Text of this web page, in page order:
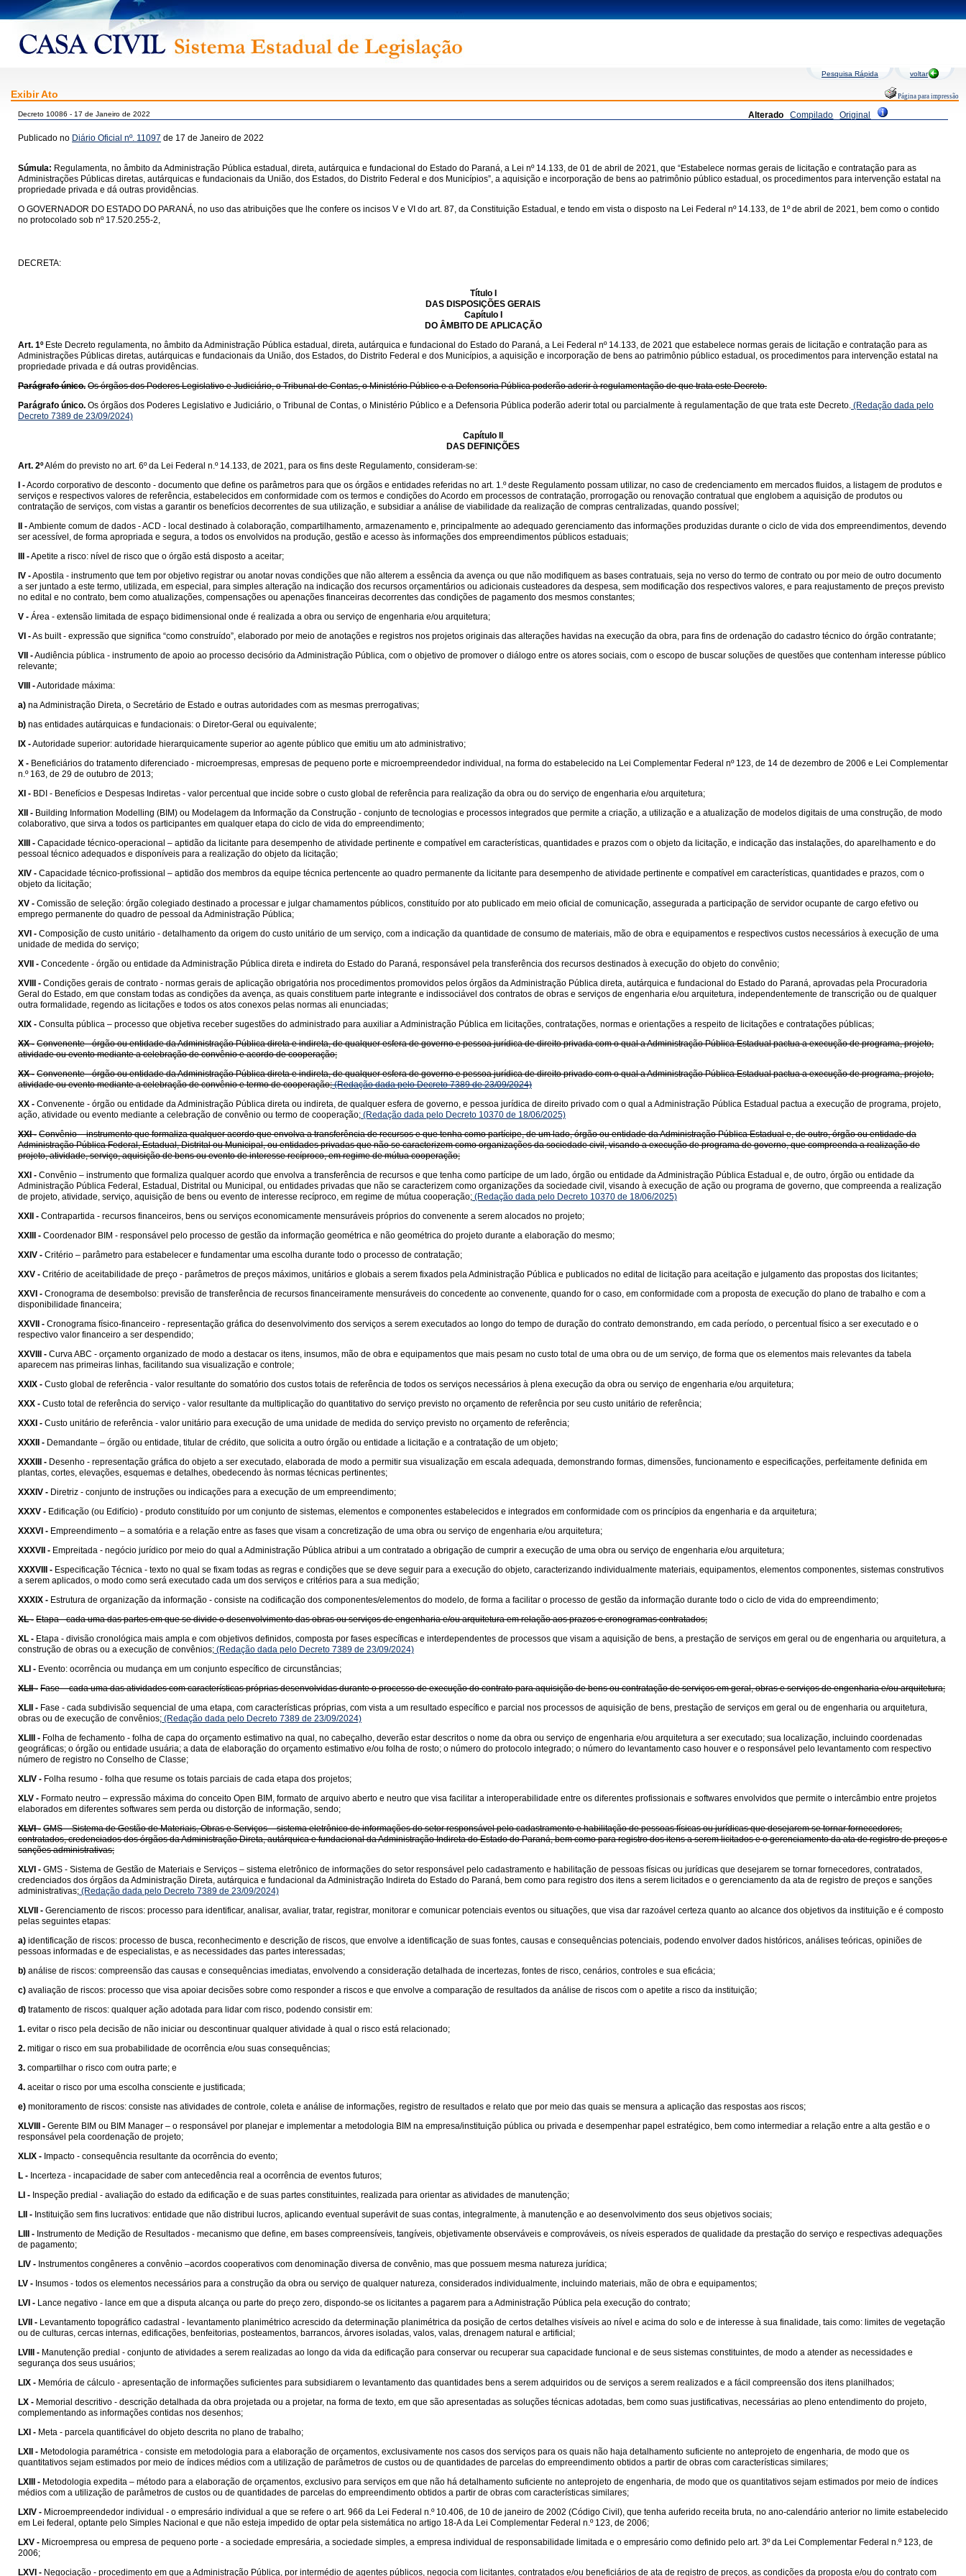
Pesquisa Rápida voltar
Exibir Ato Página para impressão
Alterado Compilado Original
Decreto 10086 - 17 de Janeiro de 2022
Publicado no Diário Oficial nº. 11097 de 17 de Janeiro de 2022
Súmula: Regulamenta, no âmbito da Administração Pública estadual, direta, autárquica e fundacional do Estado do Paraná, a Lei nº 14.133, de 01 de abril de 2021, que “Estabelece normas gerais de licitação e contratação para as
Administrações Públicas diretas, autárquicas e fundacionais da União, dos Estados, do Distrito Federal e dos Municípios”, a aquisição e incorporação de bens ao patrimônio público estadual, os procedimentos para intervenção estatal na
propriedade privada e dá outras providências.
O GOVERNADOR DO ESTADO DO PARANÁ, no uso das atribuições que lhe confere os incisos V e VI do art. 87, da Constituição Estadual, e tendo em vista o disposto na Lei Federal nº 14.133, de 1º de abril de 2021, bem como o contido
no protocolado sob nº 17.520.255-2,
DECRETA:
Título I
DAS DISPOSIÇÕES GERAIS
Capítulo I
DO ÂMBITO DE APLICAÇÃO
Art. 1º Este Decreto regulamenta, no âmbito da Administração Pública estadual, direta, autárquica e fundacional do Estado do Paraná, a Lei Federal nº 14.133, de 2021 que estabelece normas gerais de licitação e contratação para as
Administrações Públicas diretas, autárquicas e fundacionais da União, dos Estados, do Distrito Federal e dos Municípios, a aquisição e incorporação de bens ao patrimônio público estadual, os procedimentos para intervenção estatal na
propriedade privada e dá outras providências.
Parágrafo único. Os órgãos dos Poderes Legislativo e Judiciário, o Tribunal de Contas, o Ministério Público e a Defensoria Pública poderão aderir à regulamentação de que trata este Decreto.
Parágrafo único. Os órgãos dos Poderes Legislativo e Judiciário, o Tribunal de Contas, o Ministério Público e a Defensoria Pública poderão aderir total ou parcialmente à regulamentação de que trata este Decreto. (Redação dada pelo
Decreto 7389 de 23/09/2024)
Capítulo II
DAS DEFINIÇÕES
Art. 2ºAlém do previsto no art. 6º da Lei Federal n.º 14.133, de 2021, para os fins deste Regulamento, consideram-se:
I -Acordo corporativo de desconto - documento que define os parâmetros para que os órgãos e entidades referidas no art. 1.º deste Regulamento possam utilizar, no caso de credenciamento em mercados fluidos, a listagem de produtos e
serviços e respectivos valores de referência, estabelecidos em conformidade com os termos e condições do Acordo em processos de contratação, prorrogação ou renovação contratual que englobem a aquisição de produtos ou
contratação de serviços, com vistas a garantir os benefícios decorrentes de sua utilização, e subsidiar a análise de viabilidade da realização de compras centralizadas, quando possível;
II -Ambiente comum de dados - ACD - local destinado à colaboração, compartilhamento, armazenamento e, principalmente ao adequado gerenciamento das informações produzidas durante o ciclo de vida dos empreendimentos, devendo
ser acessível, de forma apropriada e segura, a todos os envolvidos na produção, gestão e acesso às informações dos empreendimentos públicos estaduais;
III -Apetite a risco: nível de risco que o órgão está disposto a aceitar;
IV -Apostila - instrumento que tem por objetivo registrar ou anotar novas condições que não alterem a essência da avença ou que não modifiquem as bases contratuais, seja no verso do termo de contrato ou por meio de outro documento
a ser juntado a este termo, utilizada, em especial, para simples alteração na indicação dos recursos orçamentários ou adicionais custeadores da despesa, sem modificação dos respectivos valores, e para reajustamento de preços previsto
no edital e no contrato, bem como atualizações, compensações ou apenações financeiras decorrentes das condições de pagamento dos mesmos constantes;
V - Área - extensão limitada de espaço bidimensional onde é realizada a obra ou serviço de engenharia e/ou arquitetura;
VI -As built - expressão que significa “como construído”, elaborado por meio de anotações e registros nos projetos originais das alterações havidas na execução da obra, para fins de ordenação do cadastro técnico do órgão contratante;
VII -Audiência pública - instrumento de apoio ao processo decisório da Administração Pública, com o objetivo de promover o diálogo entre os atores sociais, com o escopo de buscar soluções de questões que contenham interesse público
relevante;
VIII -Autoridade máxima:
a) na Administração Direta, o Secretário de Estado e outras autoridades com as mesmas prerrogativas;
b) nas entidades autárquicas e fundacionais: o Diretor-Geral ou equivalente;
IX -Autoridade superior: autoridade hierarquicamente superior ao agente público que emitiu um ato administrativo;
X - Beneficiários do tratamento diferenciado - microempresas, empresas de pequeno porte e microempreendedor individual, na forma do estabelecido na Lei Complementar Federal nº 123, de 14 de dezembro de 2006 e Lei Complementar
n.º 163, de 29 de outubro de 2013;
XI - BDI - Benefícios e Despesas Indiretas - valor percentual que incide sobre o custo global de referência para realização da obra ou do serviço de engenharia e/ou arquitetura;
XII - Building Information Modelling (BIM) ou Modelagem da Informação da Construção - conjunto de tecnologias e processos integrados que permite a criação, a utilização e a atualização de modelos digitais de uma construção, de modo
colaborativo, que sirva a todos os participantes em qualquer etapa do ciclo de vida do empreendimento;
XIII - Capacidade técnico-operacional – aptidão da licitante para desempenho de atividade pertinente e compatível em características, quantidades e prazos com o objeto da licitação, e indicação das instalações, do aparelhamento e do
pessoal técnico adequados e disponíveis para a realização do objeto da licitação;
XIV - Capacidade técnico-profissional – aptidão dos membros da equipe técnica pertencente ao quadro permanente da licitante para desempenho de atividade pertinente e compatível em características, quantidades e prazos, com o
objeto da licitação;
XV - Comissão de seleção: órgão colegiado destinado a processar e julgar chamamentos públicos, constituído por ato publicado em meio oficial de comunicação, assegurada a participação de servidor ocupante de cargo efetivo ou
emprego permanente do quadro de pessoal da Administração Pública;
XVI - Composição de custo unitário - detalhamento da origem do custo unitário de um serviço, com a indicação da quantidade de consumo de materiais, mão de obra e equipamentos e respectivos custos necessários à execução de uma
unidade de medida do serviço;
XVII - Concedente - órgão ou entidade da Administração Pública direta e indireta do Estado do Paraná, responsável pela transferência dos recursos destinados à execução do objeto do convênio;
XVIII - Condições gerais de contrato - normas gerais de aplicação obrigatória nos procedimentos promovidos pelos órgãos da Administração Pública direta, autárquica e fundacional do Estado do Paraná, aprovadas pela Procuradoria
Geral do Estado, em que constam todas as condições da avença, as quais constituem parte integrante e indissociável dos contratos de obras e serviços de engenharia e/ou arquitetura, independentemente de transcrição ou de qualquer
outra formalidade, regendo as licitações e todos os atos conexos pelas normas ali enunciadas;
XIX - Consulta pública – processo que objetiva receber sugestões do administrado para auxiliar a Administração Pública em licitações, contratações, normas e orientações a respeito de licitações e contratações públicas;
XX - Convenente - órgão ou entidade da Administração Pública direta e indireta, de qualquer esfera de governo e pessoa jurídica de direito privada com o qual a Administração Pública Estadual pactua a execução de programa, projeto,
atividade ou evento mediante a celebração de convênio e acordo de cooperação;
XX - Convenente - órgão ou entidade da Administração Pública direta e indireta, de qualquer esfera de governo e pessoa jurídica de direito privado com o qual a Administração Pública Estadual pactua a execução de programa, projeto,
atividade ou evento mediante a celebração de convênio e termo de cooperação;(Redação dada pelo Decreto 7389 de 23/09/2024)
XX - Convenente - órgão ou entidade da Administração Pública direta ou indireta, de qualquer esfera de governo, e pessoa jurídica de direito privado com o qual a Administração Pública Estadual pactua a execução de programa, projeto,
ação, atividade ou evento mediante a celebração de convênio ou termo de cooperação; (Redação dada pelo Decreto 10370 de 18/06/2025)
XXI - Convênio – instrumento que formaliza qualquer acordo que envolva a transferência de recursos e que tenha como partícipe, de um lado, órgão ou entidade da Administração Pública Estadual e, de outro, órgão ou entidade da
Administração Pública Federal, Estadual, Distrital ou Municipal, ou entidades privadas que não se caracterizem como organizações da sociedade civil, visando a execução de programa de governo, que compreenda a realização de
projeto, atividade, serviço, aquisição de bens ou evento de interesse recíproco, em regime de mútua cooperação;
XXI - Convênio – instrumento que formaliza qualquer acordo que envolva a transferência de recursos e que tenha como partícipe de um lado, órgão ou entidade da Administração Pública Estadual e, de outro, órgão ou entidade da
Administração Pública Federal, Estadual, Distrital ou Municipal, ou entidades privadas que não se caracterizem como organizações da sociedade civil, visando à execução de ação ou programa de governo, que compreenda a realização
de projeto, atividade, serviço, aquisição de bens ou evento de interesse recíproco, em regime de mútua cooperação; (Redação dada pelo Decreto 10370 de 18/06/2025)
XXII - Contrapartida - recursos financeiros, bens ou serviços economicamente mensuráveis próprios do convenente a serem alocados no projeto;
XXIII - Coordenador BIM - responsável pelo processo de gestão da informação geométrica e não geométrica do projeto durante a elaboração do mesmo;
XXIV - Critério – parâmetro para estabelecer e fundamentar uma escolha durante todo o processo de contratação;
XXV - Critério de aceitabilidade de preço - parâmetros de preços máximos, unitários e globais a serem fixados pela Administração Pública e publicados no edital de licitação para aceitação e julgamento das propostas dos licitantes;
XXVI - Cronograma de desembolso: previsão de transferência de recursos financeiramente mensuráveis do concedente ao convenente, quando for o caso, em conformidade com a proposta de execução do plano de trabalho e com a
disponibilidade financeira;
XXVII - Cronograma físico-financeiro - representação gráfica do desenvolvimento dos serviços a serem executados ao longo do tempo de duração do contrato demonstrando, em cada período, o percentual físico a ser executado e o
respectivo valor financeiro a ser despendido;
XXVIII - Curva ABC - orçamento organizado de modo a destacar os itens, insumos, mão de obra e equipamentos que mais pesam no custo total de uma obra ou de um serviço, de forma que os elementos mais relevantes da tabela
aparecem nas primeiras linhas, facilitando sua visualização e controle;
XXIX - Custo global de referência - valor resultante do somatório dos custos totais de referência de todos os serviços necessários à plena execução da obra ou serviço de engenharia e/ou arquitetura;
XXX - Custo total de referência do serviço - valor resultante da multiplicação do quantitativo do serviço previsto no orçamento de referência por seu custo unitário de referência;
XXXI - Custo unitário de referência - valor unitário para execução de uma unidade de medida do serviço previsto no orçamento de referência;
XXXII - Demandante – órgão ou entidade, titular de crédito, que solicita a outro órgão ou entidade a licitação e a contratação de um objeto;
XXXIII - Desenho - representação gráfica do objeto a ser executado, elaborada de modo a permitir sua visualização em escala adequada, demonstrando formas, dimensões, funcionamento e especificações, perfeitamente definida em
plantas, cortes, elevações, esquemas e detalhes, obedecendo às normas técnicas pertinentes;
XXXIV - Diretriz - conjunto de instruções ou indicações para a execução de um empreendimento;
XXXV - Edificação (ou Edifício) - produto constituído por um conjunto de sistemas, elementos e componentes estabelecidos e integrados em conformidade com os princípios da engenharia e da arquitetura;
XXXVI - Empreendimento – a somatória e a relação entre as fases que visam a concretização de uma obra ou serviço de engenharia e/ou arquitetura;
XXXVII - Empreitada - negócio jurídico por meio do qual a Administração Pública atribui a um contratado a obrigação de cumprir a execução de uma obra ou serviço de engenharia e/ou arquitetura;
XXXVIII - Especificação Técnica - texto no qual se fixam todas as regras e condições que se deve seguir para a execução do objeto, caracterizando individualmente materiais, equipamentos, elementos componentes, sistemas construtivos
a serem aplicados, o modo como será executado cada um dos serviços e critérios para a sua medição;
XXXIX - Estrutura de organização da informação - consiste na codificação dos componentes/elementos do modelo, de forma a facilitar o processo de gestão da informação durante todo o ciclo de vida do empreendimento;
XL - Etapa - cada uma das partes em que se divide o desenvolvimento das obras ou serviços de engenharia e/ou arquitetura em relação aos prazos e cronogramas contratados;
XL - Etapa - divisão cronológica mais ampla e com objetivos definidos, composta por fases específicas e interdependentes de processos que visam a aquisição de bens, a prestação de serviços em geral ou de engenharia ou arquitetura, a
construção de obras ou a execução de convênios; (Redação dada pelo Decreto 7389 de 23/09/2024)
XLI - Evento: ocorrência ou mudança em um conjunto específico de circunstâncias;
XLII - Fase – cada uma das atividades com características próprias desenvolvidas durante o processo de execução do contrato para aquisição de bens ou contratação de serviços em geral, obras e serviços de engenharia e/ou arquitetura;
XLII - Fase - cada subdivisão sequencial de uma etapa, com características próprias, com vista a um resultado específico e parcial nos processos de aquisição de bens, prestação de serviços em geral ou de engenharia ou arquitetura,
obras ou de execução de convênios; (Redação dada pelo Decreto 7389 de 23/09/2024)
XLIII - Folha de fechamento - folha de capa do orçamento estimativo na qual, no cabeçalho, deverão estar descritos o nome da obra ou serviço de engenharia e/ou arquitetura a ser executado; sua localização, incluindo coordenadas
geográficas; o órgão ou entidade usuária; a data de elaboração do orçamento estimativo e/ou folha de rosto; o número do protocolo integrado; o número do levantamento caso houver e o responsável pelo levantamento com respectivo
número de registro no Conselho de Classe;
XLIV - Folha resumo - folha que resume os totais parciais de cada etapa dos projetos;
XLV - Formato neutro – expressão máxima do conceito Open BIM, formato de arquivo aberto e neutro que visa facilitar a interoperabilidade entre os diferentes profissionais e softwares envolvidos que permite o intercâmbio entre projetos
elaborados em diferentes softwares sem perda ou distorção de informação, sendo;
XLVI - GMS – Sistema de Gestão de Materiais, Obras e Serviços – sistema eletrônico de informações do setor responsável pelo cadastramento e habilitação de pessoas físicas ou jurídicas que desejarem se tornar fornecedores,
contratados, credenciados dos órgãos da Administração Direta, autárquica e fundacional da Administração Indireta do Estado do Paraná, bem como para registro dos itens a serem licitados e o gerenciamento da ata de registro de preços e
sanções administrativas;
XLVI - GMS - Sistema de Gestão de Materiais e Serviços – sistema eletrônico de informações do setor responsável pelo cadastramento e habilitação de pessoas físicas ou jurídicas que desejarem se tornar fornecedores, contratados,
credenciados dos órgãos da Administração Direta, autárquica e fundacional da Administração Indireta do Estado do Paraná, bem como para registro dos itens a serem licitados e o gerenciamento da ata de registro de preços e sanções
administrativas; (Redação dada pelo Decreto 7389 de 23/09/2024)
XLVII - Gerenciamento de riscos: processo para identificar, analisar, avaliar, tratar, registrar, monitorar e comunicar potenciais eventos ou situações, que visa dar razoável certeza quanto ao alcance dos objetivos da instituição e é composto
pelas seguintes etapas:
a) identificação de riscos: processo de busca, reconhecimento e descrição de riscos, que envolve a identificação de suas fontes, causas e consequências potenciais, podendo envolver dados históricos, análises teóricas, opiniões de
pessoas informadas e de especialistas, e as necessidades das partes interessadas;
b) análise de riscos: compreensão das causas e consequências imediatas, envolvendo a consideração detalhada de incertezas, fontes de risco, cenários, controles e sua eficácia;
c) avaliação de riscos: processo que visa apoiar decisões sobre como responder a riscos e que envolve a comparação de resultados da análise de riscos com o apetite a risco da instituição;
d) tratamento de riscos: qualquer ação adotada para lidar com risco, podendo consistir em:
1. evitar o risco pela decisão de não iniciar ou descontinuar qualquer atividade à qual o risco está relacionado;
2. mitigar o risco em sua probabilidade de ocorrência e/ou suas consequências;
3. compartilhar o risco com outra parte; e
4. aceitar o risco por uma escolha consciente e justificada;
e) monitoramento de riscos: consiste nas atividades de controle, coleta e análise de informações, registro de resultados e relato que por meio das quais se mensura a aplicação das respostas aos riscos;
XLVIII - Gerente BIM ou BIM Manager – o responsável por planejar e implementar a metodologia BIM na empresa/instituição pública ou privada e desempenhar papel estratégico, bem como intermediar a relação entre a alta gestão e o
responsável pela coordenação de projeto;
XLIX - Impacto - consequência resultante da ocorrência do evento;
L - Incerteza - incapacidade de saber com antecedência real a ocorrência de eventos futuros;
LI - Inspeção predial - avaliação do estado da edificação e de suas partes constituintes, realizada para orientar as atividades de manutenção;
LII - Instituição sem fins lucrativos: entidade que não distribui lucros, aplicando eventual superávit de suas contas, integralmente, à manutenção e ao desenvolvimento dos seus objetivos sociais;
LIII - Instrumento de Medição de Resultados - mecanismo que define, em bases compreensíveis, tangíveis, objetivamente observáveis e comprováveis, os níveis esperados de qualidade da prestação do serviço e respectivas adequações
de pagamento;
LIV - Instrumentos congêneres a convênio –acordos cooperativos com denominação diversa de convênio, mas que possuem mesma natureza jurídica;
LV - Insumos - todos os elementos necessários para a construção da obra ou serviço de qualquer natureza, considerados individualmente, incluindo materiais, mão de obra e equipamentos;
LVI - Lance negativo - lance em que a disputa alcança ou parte do preço zero, dispondo-se os licitantes a pagarem para a Administração Pública pela execução do contrato;
LVII - Levantamento topográfico cadastral - levantamento planimétrico acrescido da determinação planimétrica da posição de certos detalhes visíveis ao nível e acima do solo e de interesse à sua finalidade, tais como: limites de vegetação
ou de culturas, cercas internas, edificações, benfeitorias, posteamentos, barrancos, árvores isoladas, valos, valas, drenagem natural e artificial;
LVIII - Manutenção predial - conjunto de atividades a serem realizadas ao longo da vida da edificação para conservar ou recuperar sua capacidade funcional e de seus sistemas constituintes, de modo a atender as necessidades e
segurança dos seus usuários;
LIX - Memória de cálculo - apresentação de informações suficientes para subsidiarem o levantamento das quantidades bens a serem adquiridos ou de serviços a serem realizados e a fácil compreensão dos itens planilhados;
LX - Memorial descritivo - descrição detalhada da obra projetada ou a projetar, na forma de texto, em que são apresentadas as soluções técnicas adotadas, bem como suas justificativas, necessárias ao pleno entendimento do projeto,
complementando as informações contidas nos desenhos;
LXI - Meta - parcela quantificável do objeto descrita no plano de trabalho;
LXII - Metodologia paramétrica - consiste em metodologia para a elaboração de orçamentos, exclusivamente nos casos dos serviços para os quais não haja detalhamento suficiente no anteprojeto de engenharia, de modo que os
quantitativos sejam estimados por meio de índices médios com a utilização de parâmetros de custos ou de quantidades de parcelas do empreendimento obtidos a partir de obras com características similares;
LXIII - Metodologia expedita – método para a elaboração de orçamentos, exclusivo para serviços em que não há detalhamento suficiente no anteprojeto de engenharia, de modo que os quantitativos sejam estimados por meio de índices
médios com a utilização de parâmetros de custos ou de quantidades de parcelas do empreendimento obtidos a partir de obras com características similares;
LXIV - Microempreendedor individual - o empresário individual a que se refere o art. 966 da Lei Federal n.º 10.406, de 10 de janeiro de 2002 (Código Civil), que tenha auferido receita bruta, no ano-calendário anterior no limite estabelecido
em Lei federal, optante pelo Simples Nacional e que não esteja impedido de optar pela sistemática no artigo 18-A da Lei Complementar Federal n.º 123, de 2006;
LXV - Microempresa ou empresa de pequeno porte - a sociedade empresária, a sociedade simples, a empresa individual de responsabilidade limitada e o empresário como definido pelo art. 3º da Lei Complementar Federal n.º 123, de
2006;
LXVI - Negociação - procedimento em que a Administração Pública, por intermédio de agentes públicos, negocia com licitantes, contratados e/ou beneficiários de ata de registro de preços, as condições da proposta e/ou do contrato com